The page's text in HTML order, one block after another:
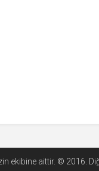
ekibine aittir. © 2016.